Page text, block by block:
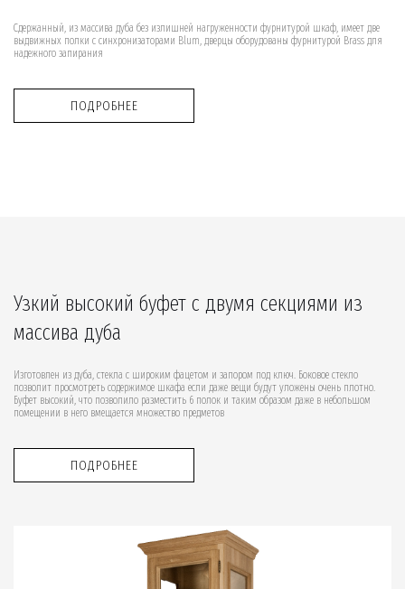
Сдержанный, из массива дуба без излишней нагруженности фурнитурой шкаф, имеет две
выдвижных полки с синхронизаторами Blum, дверцы оборудованы фурнитурой Brass для
надежного запирания
ПОДРОБНЕЕ
Узкий высокий буфет с двумя секциями из
массива дуба
Изготовлен из дуба, стекла с широким фацетом и запором под ключ. Боковое стекло
позволит просмотреть содержимое шкафа если даже вещи будут уложены очень плотно.
Буфет высокий, что позволило разместить 6 полок и таким образом даже в небольшом
помещении в него вмещается множество предметов
ПОДРОБНЕЕ